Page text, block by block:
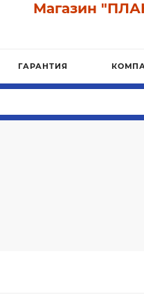
Магазин
ГАРАНТИЯ